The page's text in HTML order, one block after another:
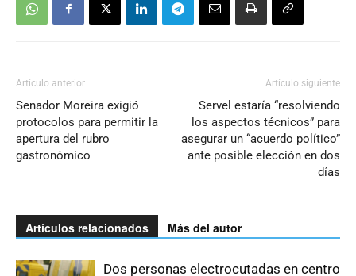
Artículo anterior
Senador Moreira exigió
protocolos para permitir la
apertura del rubro
gastronómico
Artículo siguiente
Servel estaría “resolviendo
los aspectos técnicos” para
asegurar un “acuerdo político”
ante posible elección en dos
días
Artículos relacionados Más del autor
Dos personas electrocutadas en centro